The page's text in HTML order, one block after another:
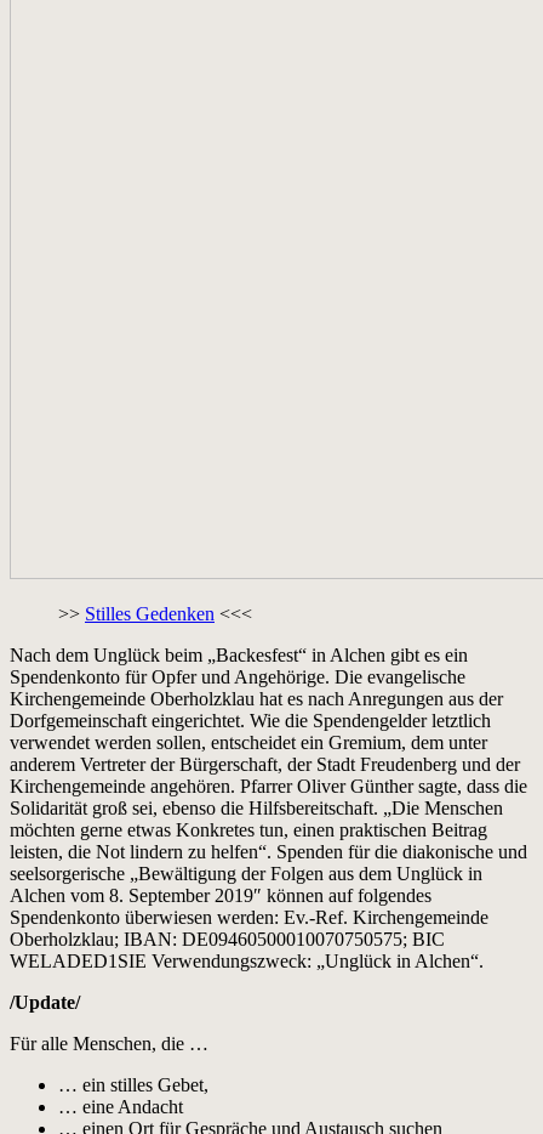
>> Stilles Gedenken <<<
Nach dem Unglück beim „Backesfest“ in Alchen gibt es ein
Spendenkonto für Opfer und Angehörige. Die evangelische
Kirchengemeinde Oberholzklau hat es nach Anregungen aus der
Dorfgemeinschaft eingerichtet. Wie die Spendengelder letztlich
verwendet werden sollen, entscheidet ein Gremium, dem unter
anderem Vertreter der Bürgerschaft, der Stadt Freudenberg und der
Kirchengemeinde angehören. Pfarrer Oliver Günther sagte, dass die
Solidarität groß sei, ebenso die Hilfsbereitschaft. „Die Menschen
möchten gerne etwas Konkretes tun, einen praktischen Beitrag
leisten, die Not lindern zu helfen“. Spenden für die diakonische und
seelsorgerische „Bewältigung der Folgen aus dem Unglück in
Alchen vom 8. September 2019″ können auf folgendes
Spendenkonto überwiesen werden: Ev.-Ref. Kirchengemeinde
Oberholzklau; IBAN: DE09460500010070750575; BIC
WELADED1SIE Verwendungszweck: „Unglück in Alchen“.
/Update/
Für alle Menschen, die …
… ein stilles Gebet,
… eine Andacht
… einen Ort für Gespräche und Austausch suchen